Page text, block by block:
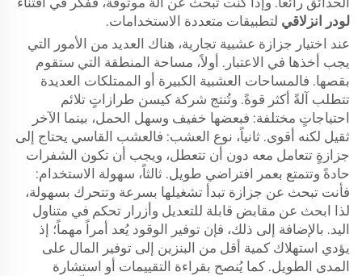
لودر انزلاقي لتطبيقات متعددة الاستخدامات.
عند اختيار جزازة عشبية تجارية، هناك العديد من الأمور التي
يجب أخذها في الاعتبار. أولاً، مساحة المنطقة التي ستقوم
بقصها. فالمساحات العشبية الكبيرة أو الممتلكات العديدة
تتطلب آلةً أكثر قوةً. وتُنتج شركة كيسن طرازاتٍ تلائم
احتياجاتٍ مختلفة: فبعضها خفيف وسهل الحمل، بينما الآخر
ثقيل لكنه أقوى. ثانياً، نوع العشب: فالعشب القاسي يحتاج إلى
جزازةٍ تتعامل معه دون أن تتعطل، ويجب أن تكون الشفرات
حادةً وتتمتع بعمر افتراضي طويل. ثالثاً، سهولة الاستخدام:
فأنت تبحث عن جزازة تبدأ تشغيلها بسرعة وتتحرك بسهولة،
لذا ابحث عن مقابض قابلة للتعديل وأزرار تحكم في متناول
اليد. بالإضافة إلى ذلك، فإن توفير الوقود يُعد أمراً مهماً؛ إذ
يؤدي استهلاك كمية أقل من البنزين إلى توفير المال على
المدى الطويل. كما يُنصح بقراءة التقييمات أو استشارة